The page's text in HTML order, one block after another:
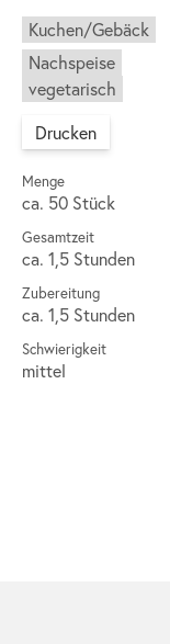
Kuchen/Gebäck
Nachspeise
vegetarisch
Drucken
Menge
ca. 50 Stück
Gesamtzeit
ca. 1,5 Stunden
Zubereitung
ca. 1,5 Stunden
Schwierigkeit
mittel